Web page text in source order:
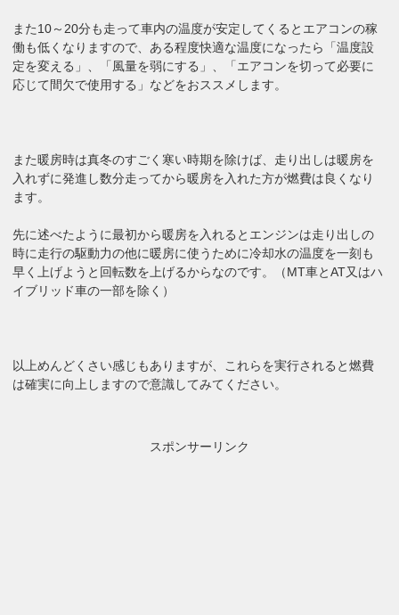
また10～20分も走って車内の温度が安定してくるとエアコンの稼
働も低くなりますので、ある程度快適な温度になったら「温度設
定を変える」、「風量を弱にする」、「エアコンを切って必要に
応じて間欠で使用する」などをおススメします。
また暖房時は真冬のすごく寒い時期を除けば、走り出しは暖房を
入れずに発進し数分走ってから暖房を入れた方が燃費は良くなり
ます。
先に述べたように最初から暖房を入れるとエンジンは走り出しの
時に走行の駆動力の他に暖房に使うために冷却水の温度を一刻も
早く上げようと回転数を上げるからなのです。（MT車とAT又はハ
イブリッド車の一部を除く）
以上めんどくさい感じもありますが、これらを実行されると燃費
は確実に向上しますので意識してみてください。
スポンサーリンク